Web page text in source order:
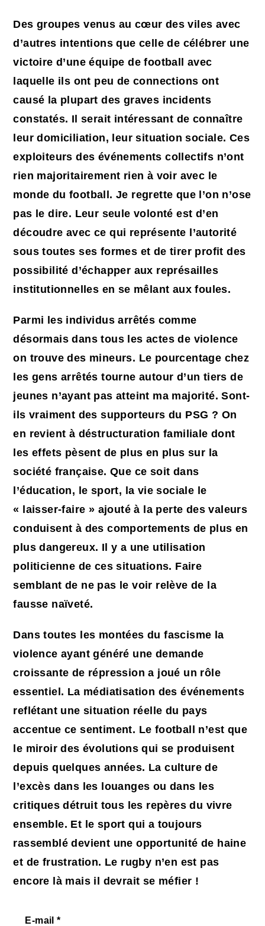
Des groupes venus au cœur des viles avec
d’autres intentions que celle de célébrer une
victoire d’une équipe de football avec
laquelle ils ont peu de connections ont
causé la plupart des graves incidents
constatés. Il serait intéressant de connaître
leur domiciliation, leur situation sociale. Ces
exploiteurs des événements collectifs n’ont
rien majoritairement rien à voir avec le
monde du football. Je regrette que l’on n’ose
pas le dire. Leur seule volonté est d’en
découdre avec ce qui représente l’autorité
sous toutes ses formes et de tirer profit des
possibilité d’échapper aux représailles
institutionnelles en se mêlant aux foules.
Parmi les individus arrêtés comme
désormais dans tous les actes de violence
on trouve des mineurs. Le pourcentage chez
les gens arrêtés tourne autour d’un tiers de
jeunes n’ayant pas atteint ma majorité. Sont-
ils vraiment des supporteurs du PSG ? On
en revient à déstructuration familiale dont
les effets pèsent de plus en plus sur la
société française. Que ce soit dans
l’éducation, le sport, la vie sociale le
« laisser-faire » ajouté à la perte des valeurs
conduisent à des comportements de plus en
plus dangereux. Il y a une utilisation
politicienne de ces situations. Faire
semblant de ne pas le voir relève de la
fausse naïveté.
Dans toutes les montées du fascisme la
violence ayant généré une demande
croissante de répression a joué un rôle
essentiel. La médiatisation des événements
reflétant une situation réelle du pays
accentue ce sentiment. Le football n’est que
le miroir des évolutions qui se produisent
depuis quelques années. La culture de
l’excès dans les louanges ou dans les
critiques détruit tous les repères du vivre
ensemble. Et le sport qui a toujours
rassemblé devient une opportunité de haine
et de frustration. Le rugby n’en est pas
encore là mais il devrait se méfier !
E-mail*